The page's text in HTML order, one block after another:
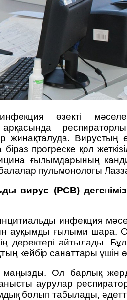
өзекті
арқасында
жинақталуда.
прогреске қол
ғылымдарының
балалар пульмонологы
вирус (РСВ)
инфекция
ауқымды ғылыми
деректері айтылады.
кейбір санаттары үшін
Ол барлық
аурулар
болып табылады,